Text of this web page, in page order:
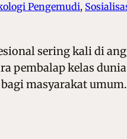
Pengemudi,
sering kali di
pembalap kelas
masyarakat